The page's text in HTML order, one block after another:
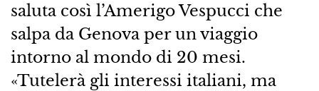
saluta così l’Amerigo Vespucci che
salpa da Genova per un viaggio
intorno al mondo di 20 mesi.
«Tutelerà gli interessi italiani, ma